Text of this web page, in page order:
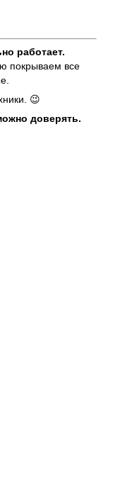
работает.
покрываем все
😉
доверять.